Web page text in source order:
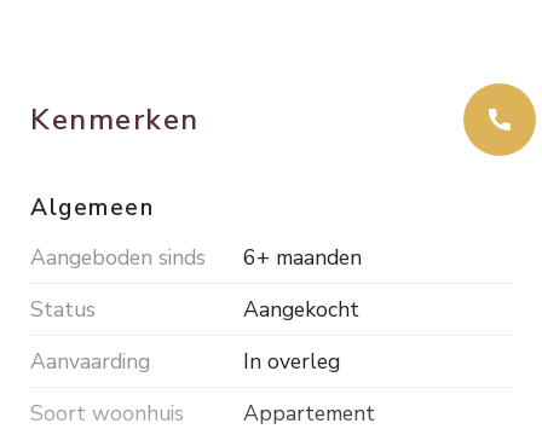
Kenmerken
Algemeen
Aangeboden sinds
6+ maanden
Status
Aangekocht
Aanvaarding
In overleg
Soort woonhuis
Appartement